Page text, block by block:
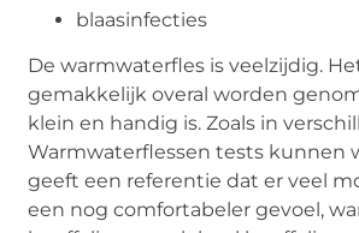
blaasinfecties
De warmwaterfles is veelzijdig.
gemakkelijk overal worden
klein en handig is. Zoals in
Warmwaterflessen tests kunnen
geeft een referentie dat er veel
een nog comfortabeler gevoel,